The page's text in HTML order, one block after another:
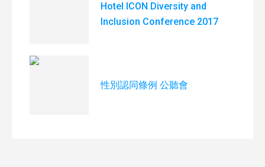
Hotel ICON Diversity and
Inclusion Conference 2017
性別認同條例 公聽會